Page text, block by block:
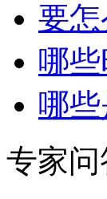
要
哪
哪
专家问